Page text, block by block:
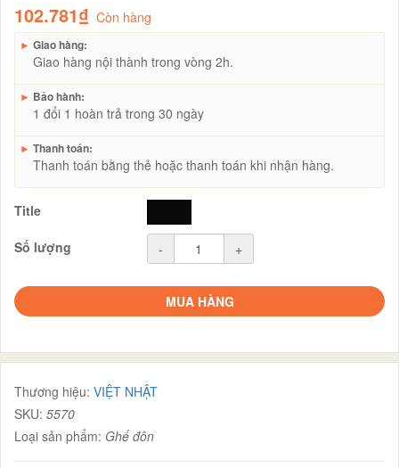
102.781₫ Còn hàng
► Giao hàng:
Giao hàng nội thành trong vòng 2h.
► Bảo hành:
1 đổi 1 hoàn trả trong 30 ngày
► Thanh toán:
Thanh toán bằng thẻ hoặc thanh toán khi nhận hàng.
Title
Số lượng
- +
MUA HÀNG
Thương hiệu: VIỆT NHẬT
SKU: 5570
Loại sản phẩm: Ghế đôn